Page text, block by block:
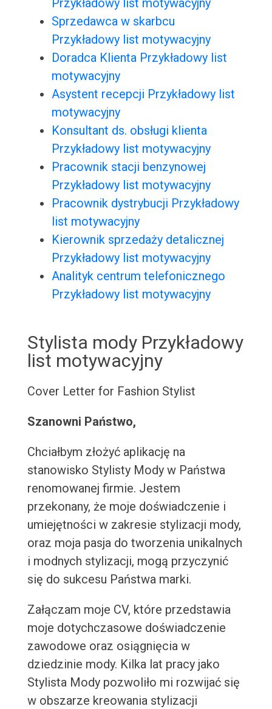
Przykładowy list motywacyjny
Sprzedawca w skarbcu
Przykładowy list motywacyjny
Doradca Klienta Przykładowy list
motywacyjny
Asystent recepcji Przykładowy list
motywacyjny
Konsultant ds. obsługi klienta
Przykładowy list motywacyjny
Pracownik stacji benzynowej
Przykładowy list motywacyjny
Pracownik dystrybucji Przykładowy
list motywacyjny
Kierownik sprzedaży detalicznej
Przykładowy list motywacyjny
Analityk centrum telefonicznego
Przykładowy list motywacyjny
Stylista mody Przykładowy
list motywacyjny
Cover Letter for Fashion Stylist
Szanowni Państwo,
Chciałbym złożyć aplikację na
stanowisko Stylisty Mody w Państwa
renomowanej firmie. Jestem
przekonany, że moje doświadczenie i
umiejętności w zakresie stylizacji mody,
oraz moja pasja do tworzenia unikalnych
i modnych stylizacji, mogą przyczynić
się do sukcesu Państwa marki.
Załączam moje CV, które przedstawia
moje dotychczasowe doświadczenie
zawodowe oraz osiągnięcia w
dziedzinie mody. Kilka lat pracy jako
Stylista Mody pozwoliło mi rozwijać się
w obszarze kreowania stylizacji